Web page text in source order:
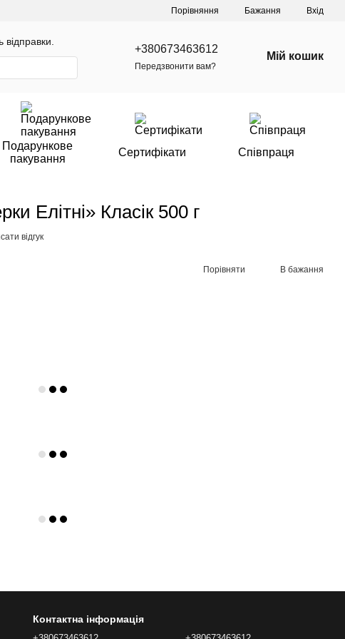
Порівняння Бажання Вхід
+380673463612
Передзвонити вам?
Мій кошик
Подарункове
пакування
Сертифікати Співпраця
Елітні» Класік 500 г
відгук
Порівняти В бажання
Контактна інформація